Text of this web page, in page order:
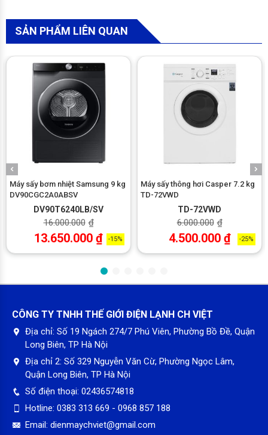
*Hình ảnh chỉ mang tính chất minh họa
Đặc điểm và cơ chế sấy
bơm nhiệt, vận hành hiệu quả và tiết kiệm năng lượng.
– Sản phẩm có công suất tiêu thụ khoảng
đáp ứng tốt
nhu cầu sấy quần áo hàng ngày. Nhiệt độ sấy tối đa đạt60°C,
*Hình ảnh chỉ mang tính chất minh họa
Khối lượng sấy – Chương trình hoạt động
– Với sức chứa lên đến
từ 5 đến 7 người, hoặc những ai cần sấy nhanh khối lượng lớn
quần áo sau mỗi lần giặt.
SẢN PHẨM LIÊN QUAN
Máy sấy bơm nhiệt Samsung 9 kg
DV90CGC2A0ABSV
DV90T6240LB/SV
16.000.000 ₫
13.650.000 ₫ -15%
Máy sấy thông hơi Casper 7.2 kg
TD-72VWD
TD-72VWD
6.000.000 ₫
4.500.000 ₫ -25%
CÔNG TY TNHH THẾ GIỚI ĐIỆN LẠNH CH VIỆT
Địa chỉ: Số 19 Ngách 274/7 Phú Viên, Phường Bồ Đề, Quận
Long Biên, TP Hà Nội
Địa chỉ 2: Số 329 Nguyễn Văn Cừ, Phường Ngọc Lâm,
Quận Long Biên, TP Hà Nội
Số điện thoại: 02436574818
Hotline: 0383 313 669 - 0968 857 188
Email: dienmaychviet@gmail.com